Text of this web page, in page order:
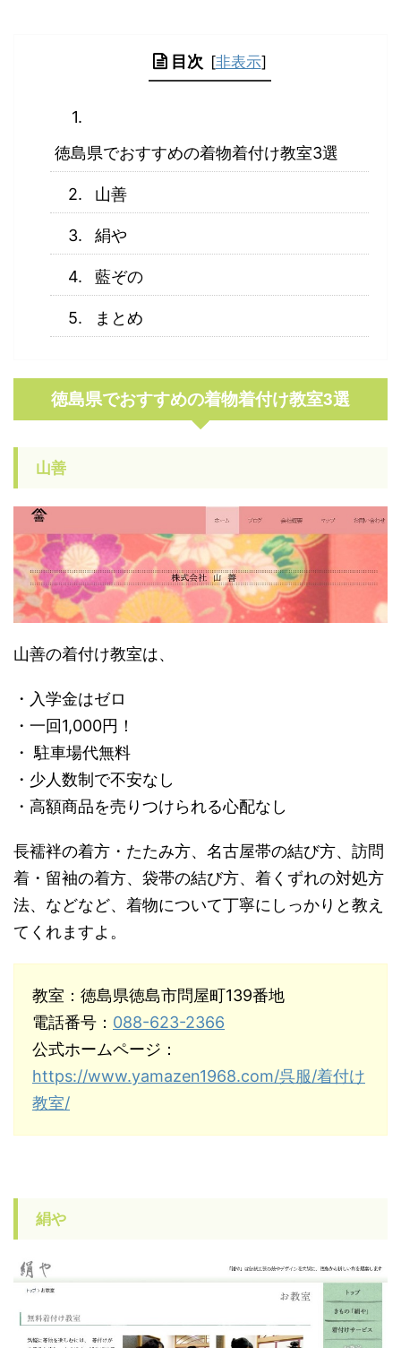
目次 [非表示]
徳島県でおすすめの着物着付け教室3選
山善
絹や
藍ぞの
まとめ
徳島県でおすすめの着物着付け教室3選
山善
山善の着付け教室は、
・入学金はゼロ
・一回1,000円！
・ 駐車場代無料
・少人数制で不安なし
・高額商品を売りつけられる心配なし
長襦袢の着方・たたみ方、名古屋帯の結び方、訪問
着・留袖の着方、袋帯の結び方、着くずれの対処方
法、などなど、着物について丁寧にしっかりと教え
てくれますよ。
教室：徳島県徳島市問屋町139番地
電話番号： 088-623-2366
公式ホームページ：
https://www.yamazen1968.com/呉服/着付け
教室/
絹や